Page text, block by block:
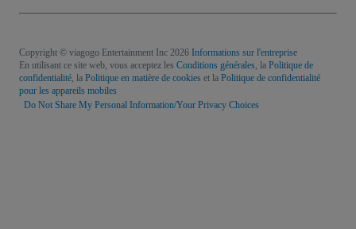
Copyright © viagogo Entertainment Inc 2026 Informations sur l'entreprise
En utilisant ce site web, vous acceptez les Conditions générales, la Politique de
confidentialité, la Politique en matière de cookies et la Politique de confidentialité
pour les appareils mobiles
Do Not Share My Personal Information/Your Privacy Choices